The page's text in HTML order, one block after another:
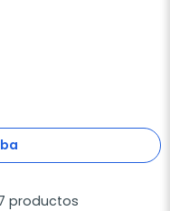
productos